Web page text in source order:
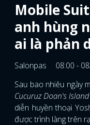
Mobile
anh hùng
ai là phản
Salonpas
08:00 -
Sau bao nhiêu ngày
Cucuruz Doan's Island
diễn huyền thoại
được trình làng trên